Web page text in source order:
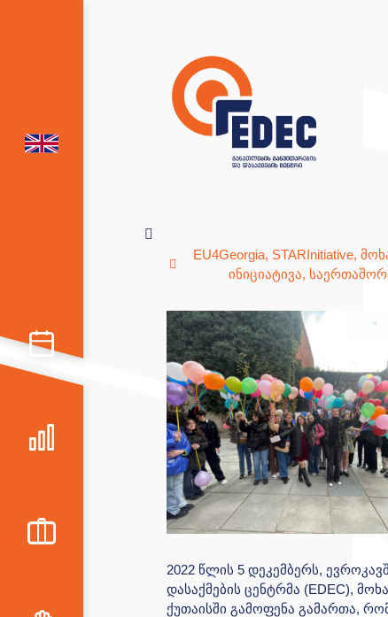
EU4Georgia, STARInitiative,
ინიციატივა,
2022 წლის 5 დეკემბერს,
დასაქმების ცენტრმა (EDEC),
ქუთაისში გამოფენა გამართა,